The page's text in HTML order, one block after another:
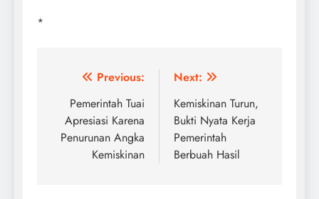
*
Post
navigation
Previous:
Pemerintah Tuai
Apresiasi Karena
Penurunan Angka
Kemiskinan
Next:
Kemiskinan Turun,
Bukti Nyata Kerja
Pemerintah
Berbuah Hasil